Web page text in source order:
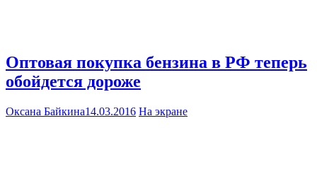
Оптовая покупка бензина в РФ теперь
обойдется дороже
Оксана Байкина14.03.2016 На экране